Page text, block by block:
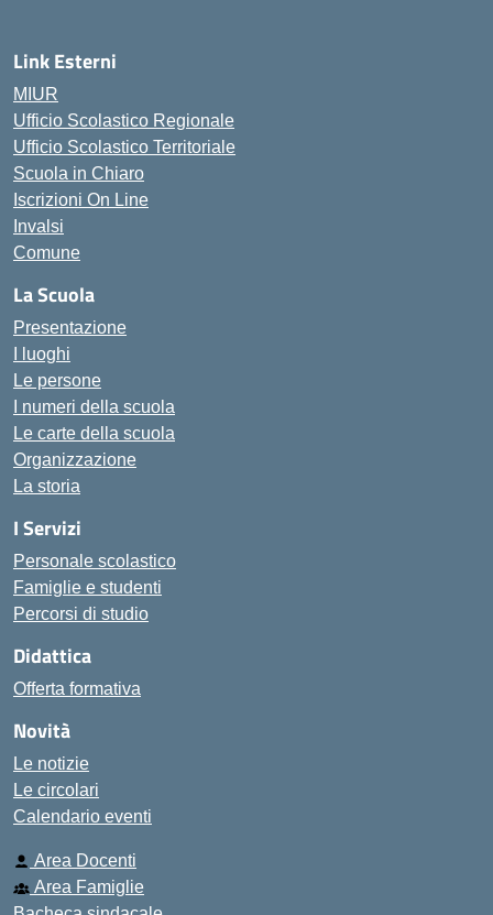
Link Esterni
MIUR
Ufficio Scolastico Regionale
Ufficio Scolastico Territoriale
Scuola in Chiaro
Iscrizioni On Line
Invalsi
Comune
La Scuola
Presentazione
I luoghi
Le persone
I numeri della scuola
Le carte della scuola
Organizzazione
La storia
I Servizi
Personale scolastico
Famiglie e studenti
Percorsi di studio
Didattica
Offerta formativa
Novità
Le notizie
Le circolari
Calendario eventi
Area Docenti
Area Famiglie